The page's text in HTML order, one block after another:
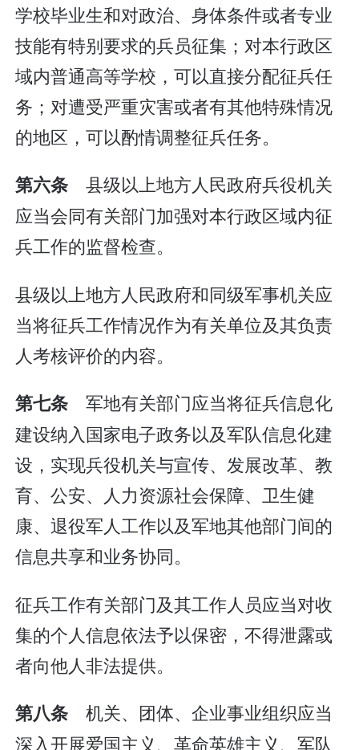
学校毕业生和对政治、身体条件或者专业
技能有特别要求的兵员征集；对本行政区
域内普通高等学校，可以直接分配征兵任
务；对遭受严重灾害或者有其他特殊情况
的地区，可以酌情调整征兵任务。
第六条 县级以上地方人民政府兵役机关
应当会同有关部门加强对本行政区域内征
兵工作的监督检查。
县级以上地方人民政府和同级军事机关应
当将征兵工作情况作为有关单位及其负责
人考核评价的内容。
第七条 军地有关部门应当将征兵信息化
建设纳入国家电子政务以及军队信息化建
设，实现兵役机关与宣传、发展改革、教
育、公安、人力资源社会保障、卫生健
康、退役军人工作以及军地其他部门间的
信息共享和业务协同。
征兵工作有关部门及其工作人员应当对收
集的个人信息依法予以保密，不得泄露或
者向他人非法提供。
第八条 机关、团体、企业事业组织应当
深入开展爱国主义、革命英雄主义、军队